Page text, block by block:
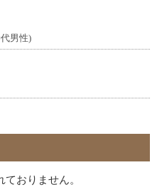
男性)
おりません。